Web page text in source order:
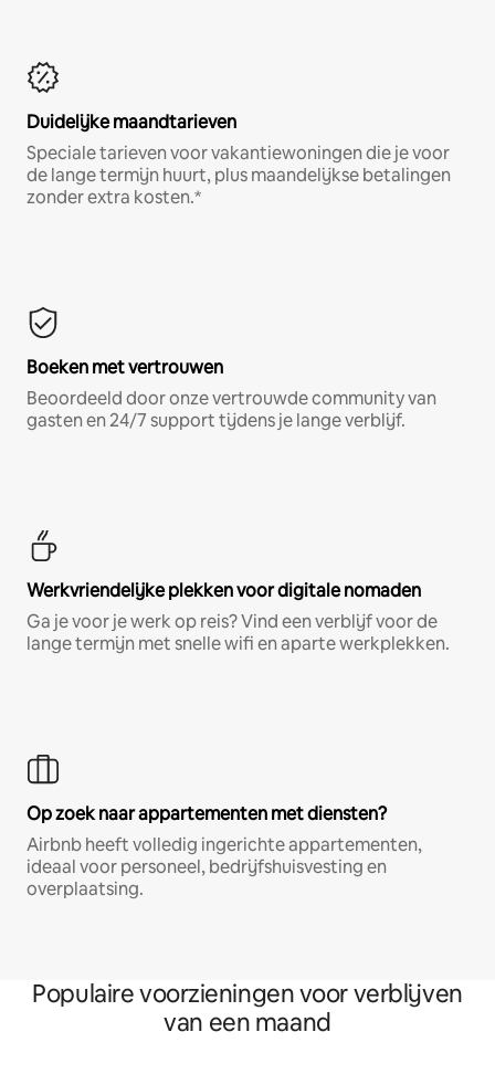
Duidelijke maandtarieven
Speciale tarieven voor vakantiewoningen die je voor
de lange termijn huurt, plus maandelijkse betalingen
zonder extra kosten.*
Boeken met vertrouwen
Beoordeeld door onze vertrouwde community van
gasten en 24/7 support tijdens je lange verblijf.
Werkvriendelijke plekken voor digitale nomaden
Ga je voor je werk op reis? Vind een verblijf voor de
lange termijn met snelle wifi en aparte werkplekken.
Op zoek naar appartementen met diensten?
Airbnb heeft volledig ingerichte appartementen,
ideaal voor personeel, bedrijfshuisvesting en
overplaatsing.
Populaire voorzieningen voor verblijven
van een maand